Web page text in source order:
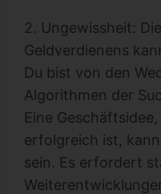
2. Ungewissheit:
Geldverdienens
Du bist von den
Algorithmen der
Eine
erfolgreich ist,
sein. Es erfordert